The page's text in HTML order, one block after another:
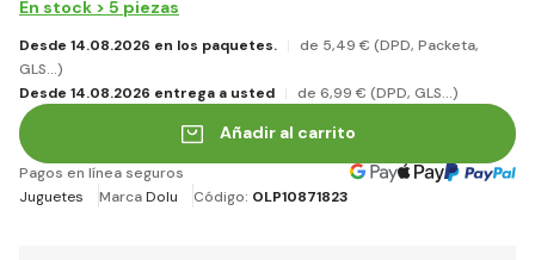
En stock > 5 piezas
Desde 14.08.2026 en los paquetes. de 5,49 € (DPD, Packeta,
GLS...)
Desde 14.08.2026 entrega a usted
de 6,99 € (DPD, GLS...)
Añadir al carrito
Pagos en línea seguros
Juguetes
MarcaDolu Código: OLP10871823